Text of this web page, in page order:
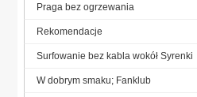
Praga bez ogrzewania
Rekomendacje
Surfowanie bez kabla wokół Syrenki
W dobrym smaku; Fanklub